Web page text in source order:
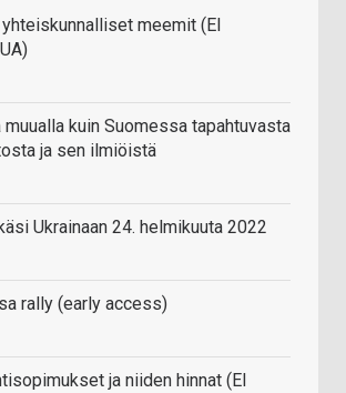
meemit (EI
kuin Suomessa tapahtuvasta
ja sen ilmiöistä
Ukrainaan 24. helmikuuta 2022
rally (early access)
ja niiden hinnat (EI